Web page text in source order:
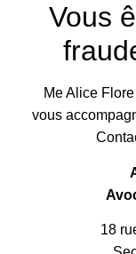
Vous
Me Alice
vous
18